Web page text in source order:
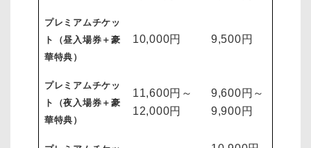
プレミアムチケッ
ト（昼入場券＋豪
華特典）
10,000円 9,500円
プレミアムチケッ
ト（夜入場券＋豪
華特典）
11,600円～
12,000円
9,600円～
9,900円